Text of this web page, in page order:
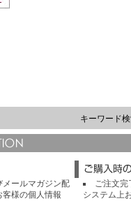
キーワード
メールマガジン配
様の個人情報
ご注文完
システム上